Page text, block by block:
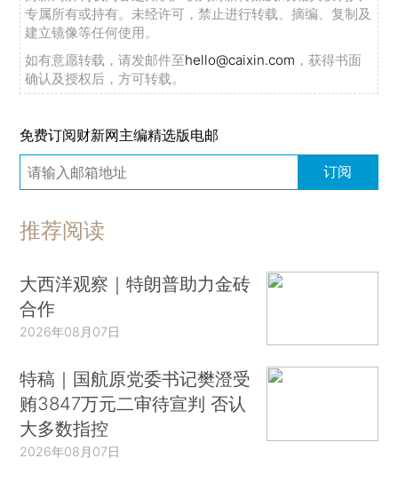
专属所有或持有。未经许可，禁止进行转载、摘编、复制及
建立镜像等任何使用。
如有意愿转载，请发邮件至hello@caixin.com ，获得书面
确认及授权后，方可转载。
免费订阅财新网主编精选版电邮
订阅
推荐阅读
大西洋观察｜特朗普助力金砖
合作
2026年08月07日
特稿｜国航原党委书记樊澄受
贿3847万元二审待宣判 否认
大多数指控
2026年08月07日